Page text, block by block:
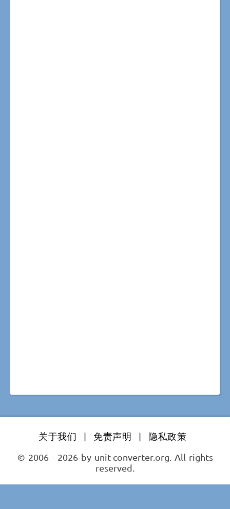
关于我们 | 免责声明 |
隐私政策
© 2006 - 2026 by unit-converter.org. All rights
reserved.